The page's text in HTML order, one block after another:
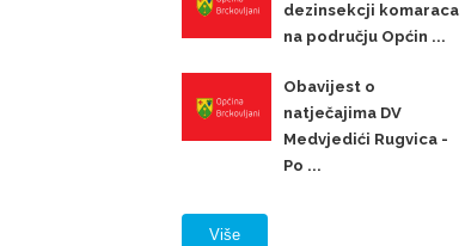
dezinsekcji komaraca
na području Općin ...
Obavijest o
natječajima DV
Medvjedići Rugvica -
Po ...
Više